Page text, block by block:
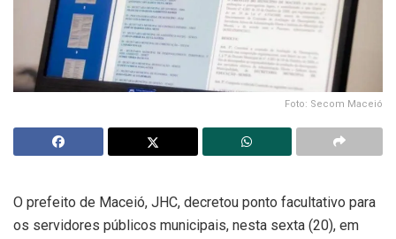
Foto: Secom Maceió
O prefeito de Maceió, JHC, decretou ponto facultativo para
os servidores públicos municipais, nesta sexta (20), em